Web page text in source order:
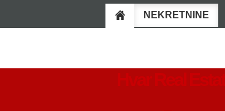
NEKRETNINE